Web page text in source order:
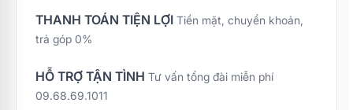
THANH TOÁN TIỆN LỢI Tiền mặt, chuyển khoản,
trả góp 0%
HỖ TRỢ TẬN TÌNH Tư vấn tổng đài miễn phí
09.68.69.1011